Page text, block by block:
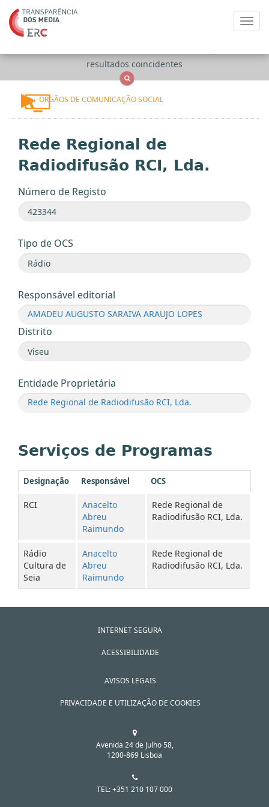
resultados coincidentes
ÓRGÃOS DE COMUNICAÇÃO SOCIAL
Rede Regional de
Radiodifusão RCI, Lda.
Número de Registo
Tipo de OCS
Responsável editorial
AMADEU AUGUSTO SARAIVA ARAUJO LOPES
Distrito
Entidade Proprietária
Rede Regional de Radiodifusão RCI, Lda.
Serviços de Programas
Designação Responsável OCS
RCI
Anacelto
Abreu
Raimundo
Rede Regional de
Radiodifusão RCI, Lda.
Rádio
Cultura de
Seia
Anacelto
Abreu
Raimundo
Rede Regional de
Radiodifusão RCI, Lda.
INTERNET SEGURA
ACESSIBILIDADE
AVISOS LEGAIS
PRIVACIDADE E UTILIZAÇÃO DE COOKIES
Avenida 24 de Julho 58,
1200-869 Lisboa
TEL: +351 210 107 000